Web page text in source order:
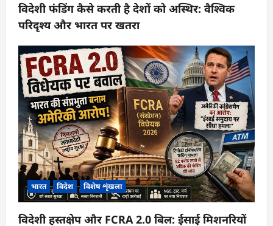
विदेशी फंडिंग कैसे करती है देशों को अस्थिर: वैश्विक
परिदृश्य और भारत पर खतरा
भारत विदेश विशेष शृंखला
विदेशी हस्तक्षेप और FCRA 2.0 बिल: ईसाई मिशनरियों